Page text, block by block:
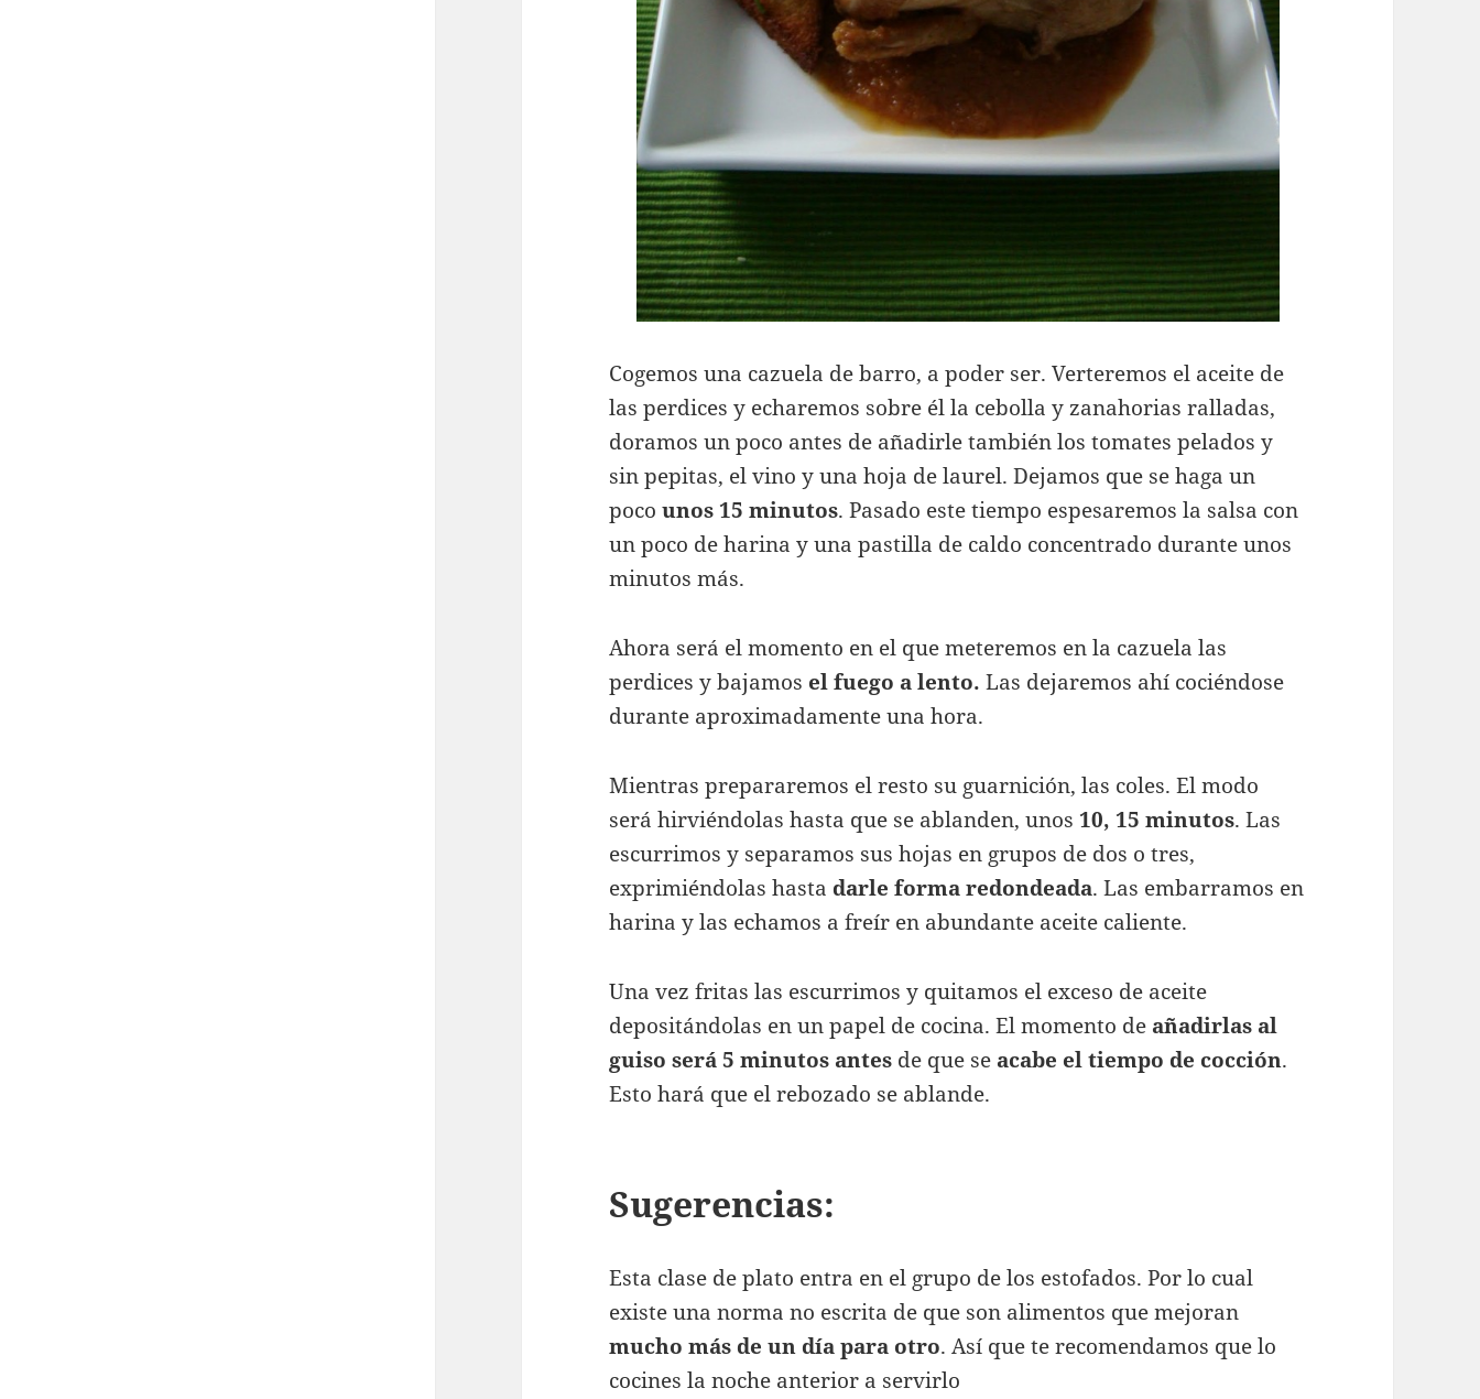
Cogemos una cazuela de barro, a poder ser. Verteremos el aceite de
las perdices y echaremos sobre él la cebolla y zanahorias ralladas,
doramos un poco antes de añadirle también los tomates pelados y
sin pepitas, el vino y una hoja de laurel. Dejamos que se haga un
poco unos 15 minutos. Pasado este tiempo espesaremos la salsa con
un poco de harina y una pastilla de caldo concentrado durante unos
minutos más.
Ahora será el momento en el que meteremos en la cazuela las
perdices y bajamos el fuego a lento. Las dejaremos ahí cociéndose
durante aproximadamente una hora.
Mientras prepararemos el resto su guarnición, las coles. El modo
será hirviéndolas hasta que se ablanden, unos 10, 15 minutos. Las
escurrimos y separamos sus hojas en grupos de dos o tres,
exprimiéndolas hasta darle forma redondeada. Las embarramos en
harina y las echamos a freír en abundante aceite caliente.
Una vez fritas las escurrimos y quitamos el exceso de aceite
depositándolas en un papel de cocina. El momento de añadirlas al
guiso será 5 minutos antes de que se acabe el tiempo de cocción.
Esto hará que el rebozado se ablande.
Sugerencias:
Esta clase de plato entra en el grupo de los estofados. Por lo cual
existe una norma no escrita de que son alimentos que mejoran
mucho más de un día para otro. Así que te recomendamos que lo
cocines la noche anterior a servirlo